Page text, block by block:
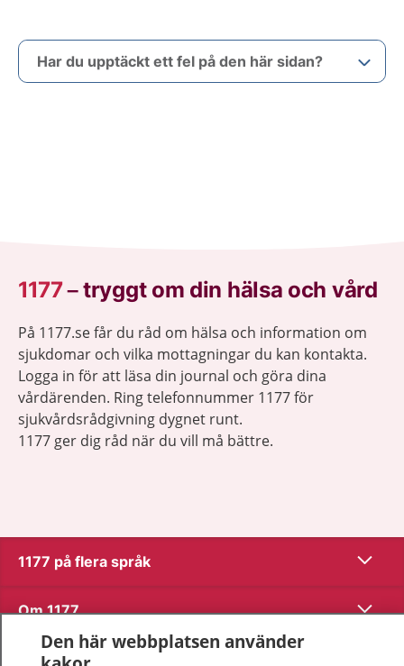
Har du upptäckt ett fel på den här sidan?
1177–tryggt om din hälsa och vård
På 1177.se får du råd om hälsa och information om
sjukdomar och vilka mottagningar du kan kontakta.
Logga in för att läsa din journal och göra dina
vårdärenden. Ring telefonnummer 1177 för
sjukvårdsrådgivning dygnet runt.
1177 ger dig råd när du vill må bättre.
1177 på flera språk Visa
Om 1177 Visa
Kontakt
Den här webbplatsen använder